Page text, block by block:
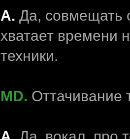
А. Да, совмещать
хватает времени
техники.
MD. Оттачивание